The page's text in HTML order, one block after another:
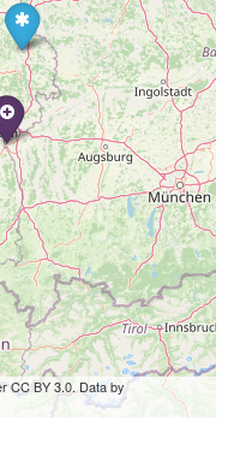
CC BY 3.0. Data by